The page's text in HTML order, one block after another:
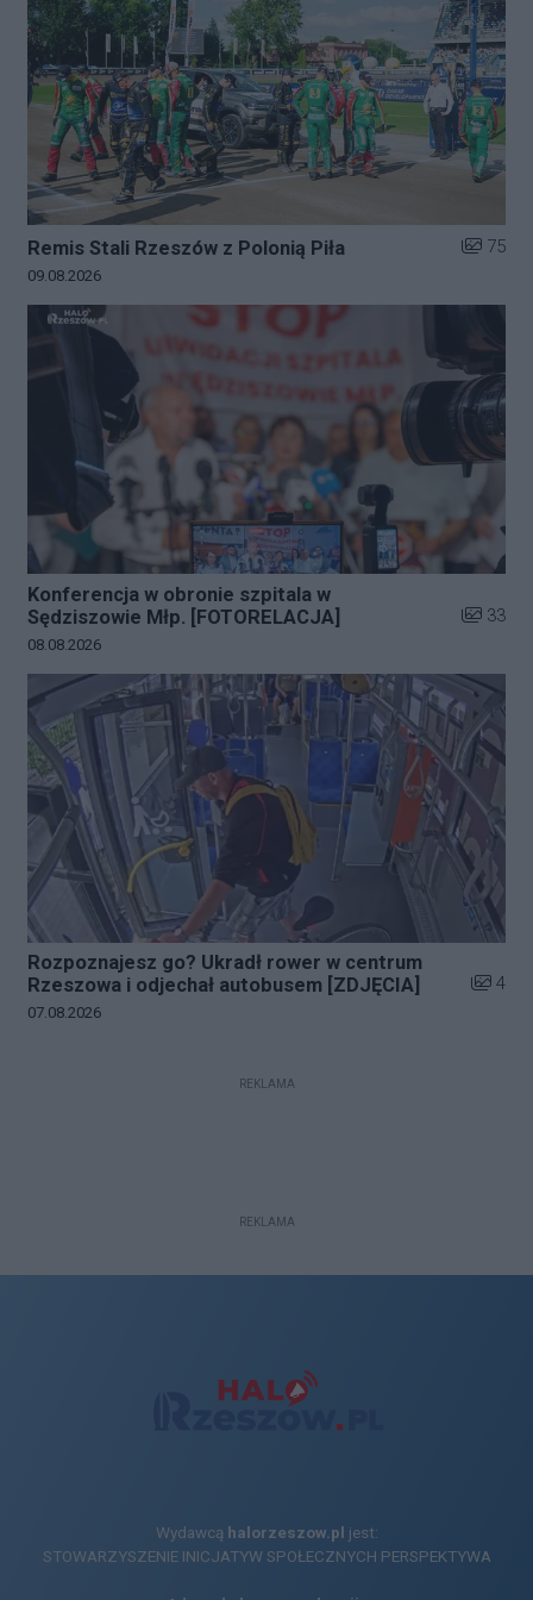
Remis Stali Rzeszów z Polonią Piła Liczba
75
Data dodania galerii:
09.08.2026
Konferencja w obronie szpitala w
Sędziszowie Młp. [FOTORELACJA]
Liczba
33
Data dodania galerii:
08.08.2026
Rozpoznajesz go? Ukradł rower w centrum
Rzeszowa i odjechał autobusem [ZDJĘCIA]
Liczba
4
Data dodania galerii:
07.08.2026
REKLAMA
REKLAMA
Wydawcą halorzeszow.pl jest:
STOWARZYSZENIE INICJATYW SPOŁECZNYCH PERSPEKTYWA